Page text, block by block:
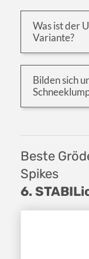
Was ist der
Variante?
Bilden sich
Beste
Spikes
6.